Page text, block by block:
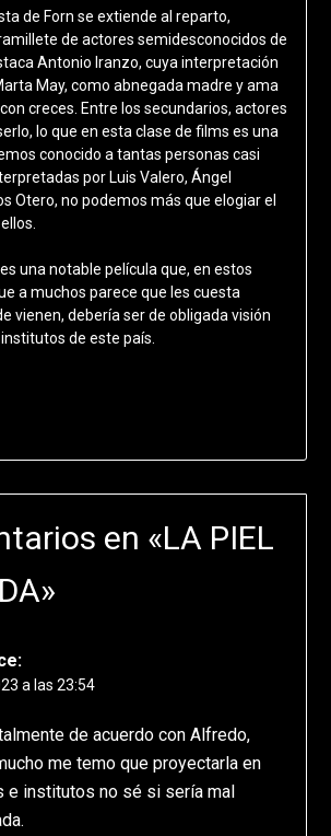
de Forn se extiende al reparto,
de actores semidesconocidos de
Antonio Iranzo, cuya interpretación
May, como abnegada madre y ama
creces. Entre los secundarios, actores
lo que en esta clase de films es una
conocido a tantas personas casi
por Luis Valero, Ángel
Otero, no podemos más que elogiar el
es una notable película que, en estos
a muchos parece que les cuesta
vienen, debería ser de obligada visión
de este país.
en «LA PIEL
»
a las 23:54
de acuerdo con Alfredo,
me temo que proyectarla en
e institutos no sé si sería mal